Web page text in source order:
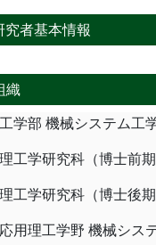
者基本情報
織
工学部 機械システム工
理工学研究科（博士前
理工学研究科（博士後
応用理工学野 機械シス